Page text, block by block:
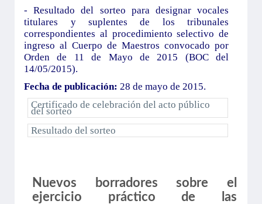
- Resultado del sorteo para designar vocales
titulares y suplentes de los tribunales
correspondientes al procedimiento selectivo de
ingreso al Cuerpo de Maestros convocado por
Orden de 11 de Mayo de 2015 (BOC del
14/05/2015).
Fecha de publicación: 28 de mayo de 2015.
Certificado de celebración del acto público
del sorteo
Resultado del sorteo
Nuevos borradores sobre el
ejercicio práctico de las